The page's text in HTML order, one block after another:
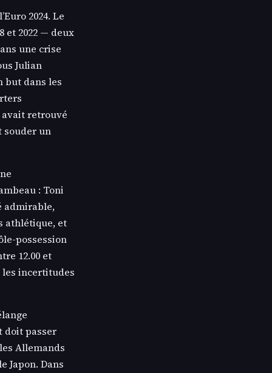
2024. Le
et 2022 — deux
une crise
Julian
but dans les
avait retrouvé
souder un
: Toni
admirable,
athlétique, et
possession
12.00 et
les incertitudes
doit passer
Allemands
Japon. Dans